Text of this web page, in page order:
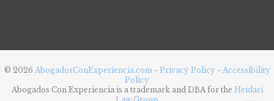
© 2026 AbogadosConExperiencia.com - Privacy Policy - Accessibility
Policy
Abogados Con Experiencia is a trademark and DBA for the Heidari
Law Group